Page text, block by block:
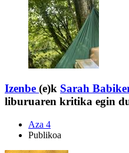
Izenbe (e)k Sarah
liburuaren kritika egin
Aza 4
Publikoa